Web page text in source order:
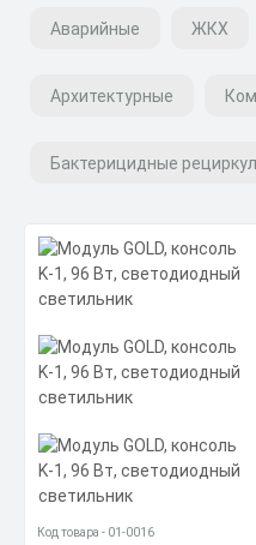
Аварийные ЖКХ
Архитектурные
Бактерицидные
Код товара - 01-0016